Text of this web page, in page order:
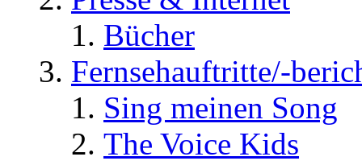
Bücher
Fernsehauftritte/-
Sing meinen Song
The Voice Kids